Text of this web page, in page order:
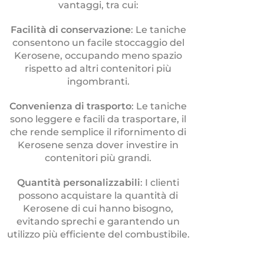
vantaggi, tra cui:
Facilità di conservazione: Le taniche
consentono un facile stoccaggio del
Kerosene, occupando meno spazio
rispetto ad altri contenitori più
ingombranti.
Convenienza di trasporto: Le taniche
sono leggere e facili da trasportare, il
che rende semplice il rifornimento di
Kerosene senza dover investire in
contenitori più grandi.
Quantità personalizzabili: I clienti
possono acquistare la quantità di
Kerosene di cui hanno bisogno,
evitando sprechi e garantendo un
utilizzo più efficiente del combustibile.